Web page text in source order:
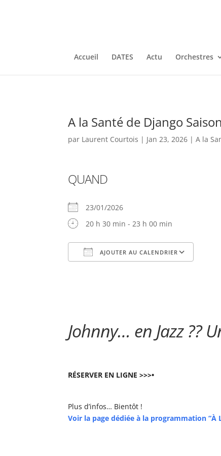
Accueil DATES Actu Orchestres
A la Santé de Django
par Laurent Courtois | Jan 23, 2026 |A la
QUAND
23/01/2026
20 h 30 min - 23 h 00 min
AJOUTER AU CALENDRIER
Johnny… en Jazz ??
RÉSERVER EN LIGNE >>>•
Plus d’infos… Bientôt !
Voir la page dédiée à la programmation “À